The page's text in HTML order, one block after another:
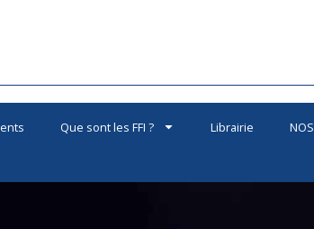
Que sont les FFI ? Librairie